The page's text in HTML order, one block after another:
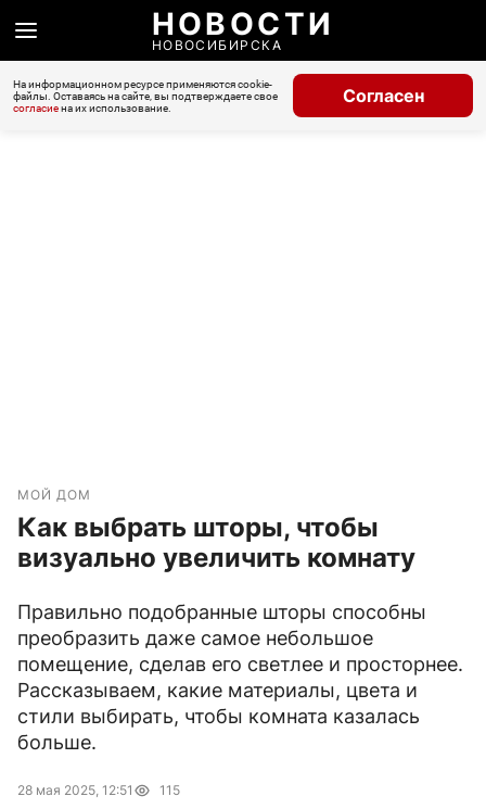
НОВОСТИ
НОВОСИБИРСКА
На информационном ресурсе применяются cookie-
файлы. Оставаясь на сайте, вы подтверждаете свое
согласиена их использование.
Согласен
МОЙ ДОМ
Как выбрать шторы, чтобы
визуально увеличить комнату
Правильно подобранные шторы способны
преобразить даже самое небольшое
помещение, сделав его светлее и просторнее.
Рассказываем, какие материалы, цвета и
стили выбирать, чтобы комната казалась
больше.
28 мая 2025, 12:51 115